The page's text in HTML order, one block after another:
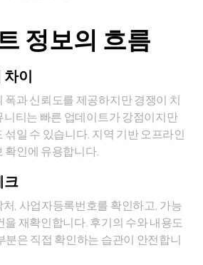
정보의 흐름
이
폭과 신뢰도를 제공하지만 경쟁이 치
니티는 빠른 업데이트가 강점이지만
일 수 있습니다. 지역 기반 오프라인
확인에 유용합니다.
크
, 사업자등록번호를 확인하고, 가능
을 재확인합니다. 후기의 수와 내용도
분은 직접 확인하는 습관이 안전합니